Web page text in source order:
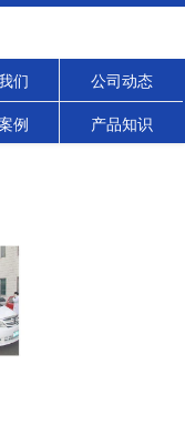
们 公司动态
例 产品知识